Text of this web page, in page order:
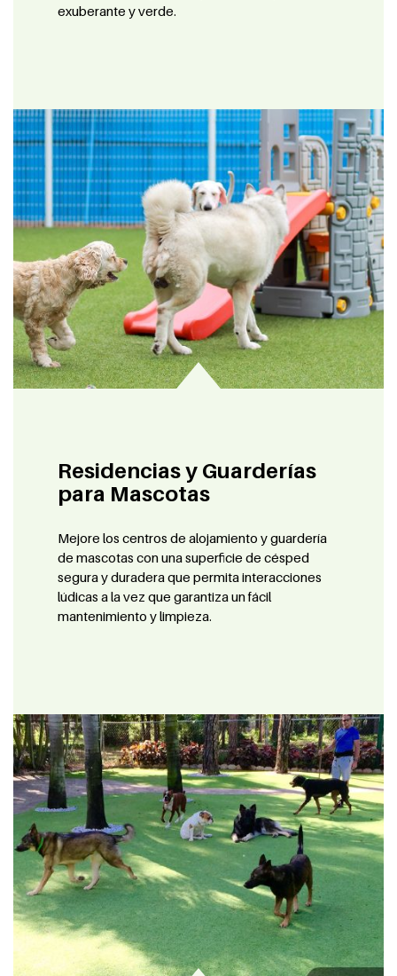
exuberante y verde.
Residencias y Guarderías
para Mascotas
Mejore los centros de alojamiento y guardería
de mascotas con una superficie de césped
segura y duradera que permita interacciones
lúdicas a la vez que garantiza un fácil
mantenimiento y limpieza.